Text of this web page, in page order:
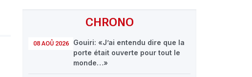
CHRONO
08 AOÛ 2026
Gouiri: «J’ai entendu dire que la
porte était ouverte pour tout le
monde…»